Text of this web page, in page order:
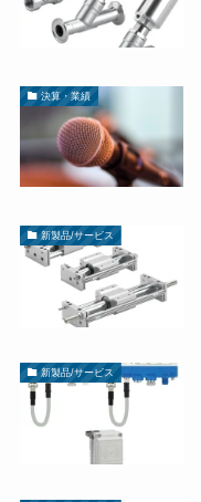
決算・業績
新製品/サービス
新製品/サービス